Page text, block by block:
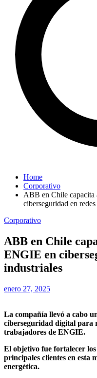
Home
Corporativo
ABB en Chile capacita
ciberseguridad en
Corporativo
ABB en Chile
ENGIE en
industriales
enero 27, 2025
La compañía llevó a cabo
ciberseguridad digital para
trabajadores de ENGIE.
El objetivo fue fortalecer
principales clientes en esta
energética.